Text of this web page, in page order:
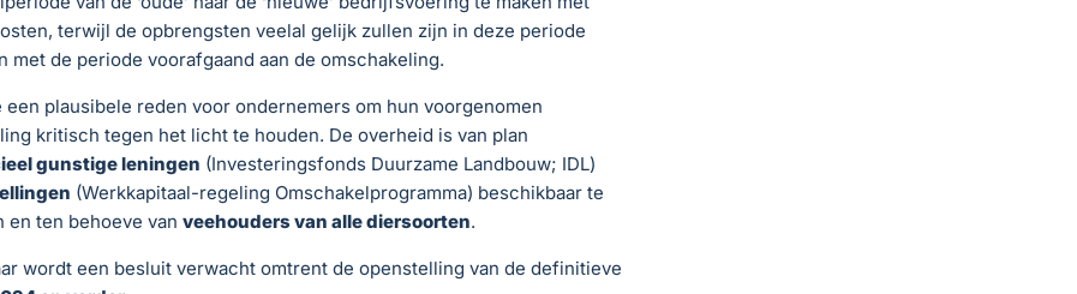
terwijl de opbrengsten veelal gelijk zullen zijn in deze periode
met de periode voorafgaand aan de omschakeling.
een plausibele reden voor ondernemers om hun voorgenomen
kritisch tegen het licht te houden. De overheid is van plan
gunstige leningen (Investeringsfonds Duurzame Landbouw; IDL)
(Werkkapitaal-regeling Omschakelprogramma) beschikbaar te
en ten behoeve van veehouders van alle diersoorten.
wordt een besluit verwacht omtrent de openstelling van de definitieve